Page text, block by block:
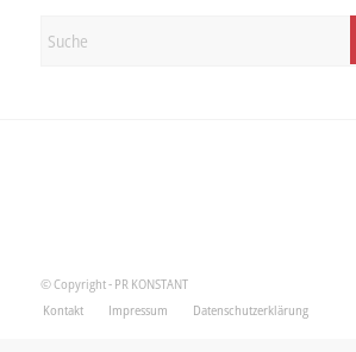
© Copyright - PR KONSTANT
Kontakt
Impressum Datenschutzerklärung